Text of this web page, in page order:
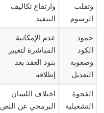
وتقلب
الرسوم
وارتفاع تكاليف
التنفيذ
جمود
الكود
وصعوبة
التعديل
عدم الإمكانية
المباشرة لتغيير
بنود العقد بعد
إطلاقه
الفجوة
التشغيلية
اختلاف اللسان
البرمجي عن النص